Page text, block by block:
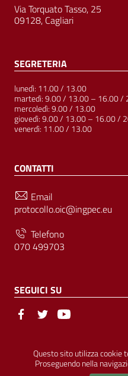
Questo sito utilizza cookie
Proseguendo nella
Via Torquato Tasso, 25
09128, Cagliari
SEGRETERIA
lunedì: 11.00 / 13.00
martedì: 9.00 / 13.00 – 16.00 /
mercoledì: 9.00 / 13.00
giovedì: 9.00 / 13.00 – 16.00 /
venerdì: 11.00 / 13.00
CONTATTI
Email
protocollo.oic@ingpec.eu
Telefono
070 499703
SEGUICI SU
Sezione Link
© Ordine degli Ingegneri della
00458800927 |